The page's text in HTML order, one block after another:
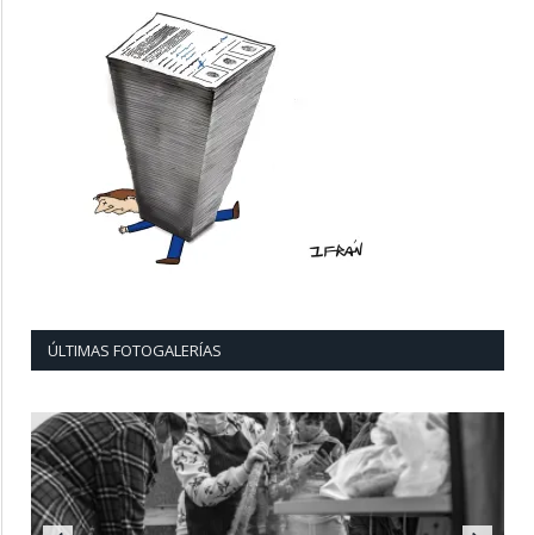
ÚLTIMAS FOTOGALERÍAS